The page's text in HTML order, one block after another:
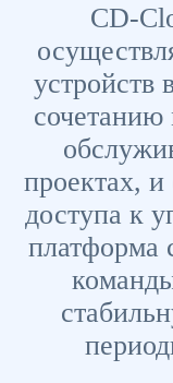
CD-
устройств
сочетанию
проектах,
доступа к
платформа